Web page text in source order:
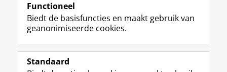
Volg de RUG
F
a
L
i
R
S
I
n
Y
o
Functioneel
Biedt de basisfuncties en maakt gebruik van
geanonimiseerde cookies.
Standaard